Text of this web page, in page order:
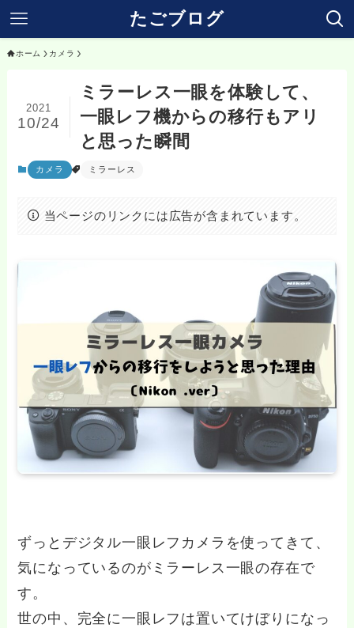
たごブログ
ホーム カメラ
ミラーレス一眼を体験して、
一眼レフ機からの移行もアリ
と思った瞬間
2021
10/24
カメラ ミラーレス
当ページのリンクには広告が含まれています。
ずっとデジタル一眼レフカメラを使ってきて、
気になっているのがミラーレス一眼の存在で
す。
世の中、完全に一眼レフは置いてけぼりになっ